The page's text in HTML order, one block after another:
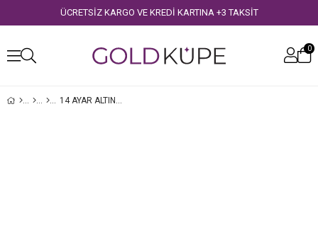
ÜCRETSİZ KARGO VE KREDİ KARTINA +3 TAKSİT
0
14 AYAR ALTIN P HARFI TAŞLI KOLYE UCU